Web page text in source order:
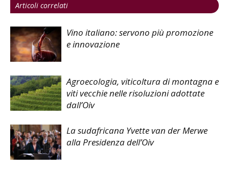
Articoli correlati
Vino italiano: servono più promozione
e innovazione
Agroecologia, viticoltura di montagna e
viti vecchie nelle risoluzioni adottate
dall’Oiv
La sudafricana Yvette van der Merwe
alla Presidenza dell’Oiv